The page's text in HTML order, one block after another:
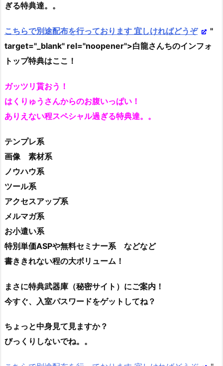
ぎる特典達。。
こちらで別途配布を行っております 宜しければどうぞ
"
target="_blank" rel="noopener">白龍さんちのインフォ
トップ特典はここ！
ガッツリ貰おう！
はくりゅうさんからのお腹いっぱい！
ありえない程スペシャル過ぎる特典達。。
テンプレ系
画像 素材系
ノウハウ系
ツール系
アクセスアップ系
メルマガ系
お小遣い系
特別単価ASPや無料セミナー系 などなど
書ききれない程の大ボリューム！
まさに特典武器庫（秘密サイト）にご案内！
今すぐ、入室パスワードをゲットしてね？
ちょっと中身見て見ますか？
びっくりしないでね。。